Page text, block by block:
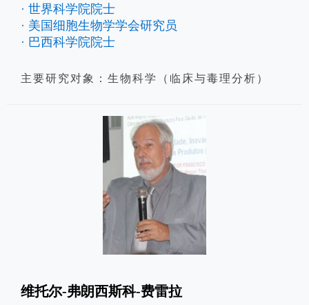
· 世界科学院院士
· 美国细胞生物学学会研究员
· 巴西科学院院士
主要研究对象：生物科学（临床与毒理分析）
维托尔-弗朗西斯科-费雷拉